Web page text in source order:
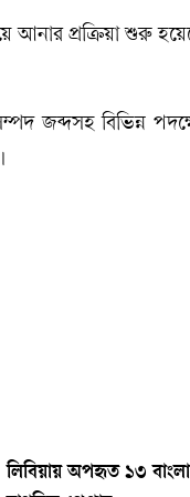
আনার প্রক্রিয়া শুরু
জব্দসহ বিভিন্ন
লিবিয়ায় অপহৃত ১৩